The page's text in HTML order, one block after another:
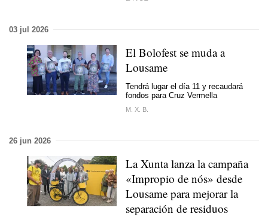
03 jul 2026
El Bolofest se muda a
Lousame
Tendrá lugar el día 11 y recaudará
fondos para Cruz Vermella
M. X. B.
26 jun 2026
La Xunta lanza la campaña
«Impropio de nós» desde
Lousame para mejorar la
separación de residuos